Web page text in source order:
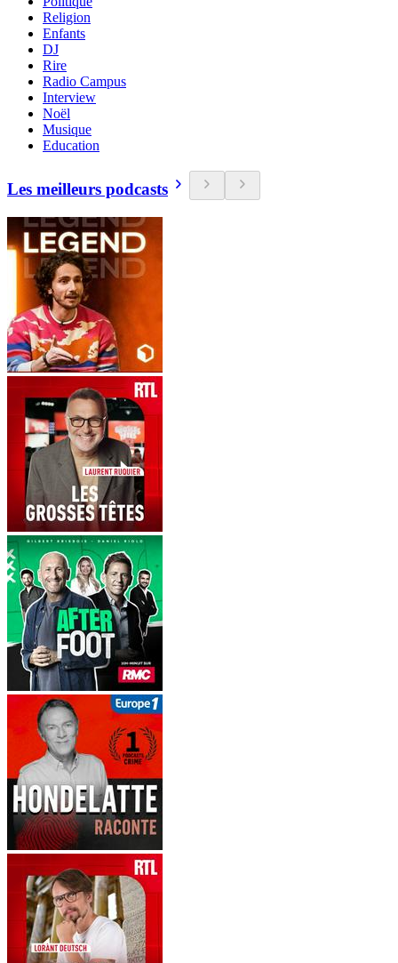
Religion
Enfants
DJ
Rire
Radio Campus
Interview
Noël
Musique
Education
Les meilleurs podcasts